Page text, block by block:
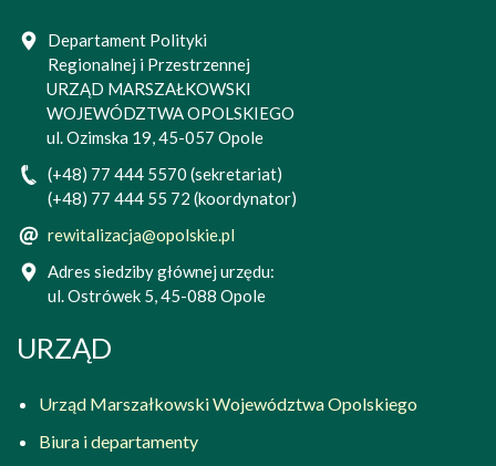
Departament Polityki
Regionalnej i Przestrzennej
URZĄD MARSZAŁKOWSKI
WOJEWÓDZTWA OPOLSKIEGO
ul. Ozimska 19, 45-057 Opole
(+48) 77 444 5570 (sekretariat)
(+48) 77 444 55 72 (koordynator)
rewitalizacja@opolskie.pl
Adres siedziby głównej urzędu:
ul. Ostrówek 5, 45-088 Opole
URZĄD
Urząd Marszałkowski Województwa Opolskiego
Biura i departamenty